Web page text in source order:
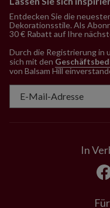
Entdecken Sie die
Dekorationsstile. Als
30 € Rabatt auf Ihre
Durch die Registrierung in
sich mit den
von Balsam Hill
In